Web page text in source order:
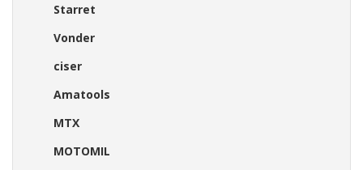
Starret
Vonder
ciser
Amatools
MTX
MOTOMIL